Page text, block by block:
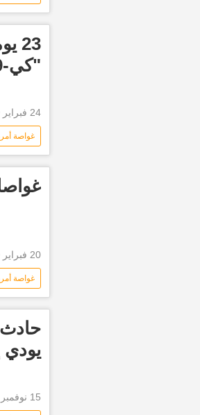
"كي-19" الروسية؟
24 فبراير 2020, 12:22 GMT
غواصة
20 فبراير 2020, 05:23 GMT
غواصة
حادث
يودي
15 نوفمبر 2019, 08:00 GMT